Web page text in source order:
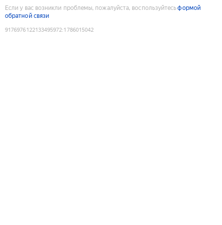
Если у вас возникли проблемы, пожалуйста, воспользуйтесьформой
обратной связи
9176976122133495972:1786015042